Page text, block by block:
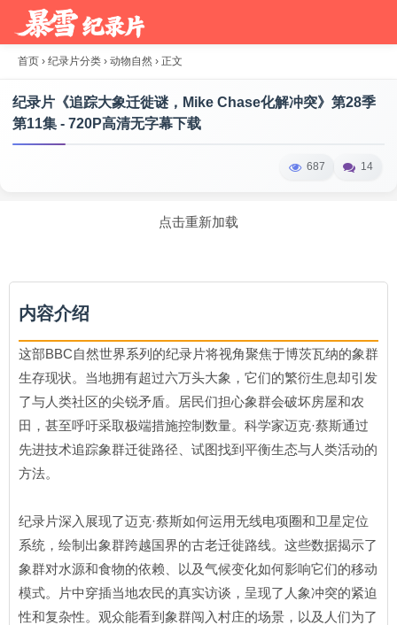
首页 › 纪录片分类 › 动物自然 › 正文
纪录片《追踪大象迁徙谜，Mike Chase化解冲突》第28季
第11集 - 720P高清无字幕下载
687 14
点击重新加载
内容介绍
这部BBC自然世界系列的纪录片将视角聚焦于博茨瓦纳的象群
生存现状。当地拥有超过六万头大象，它们的繁衍生息却引发
了与人类社区的尖锐矛盾。居民们担心象群会破坏房屋和农
田，甚至呼吁采取极端措施控制数量。科学家迈克·蔡斯通过
先进技术追踪象群迁徙路径、试图找到平衡生态与人类活动的
方法。
纪录片深入展现了迈克·蔡斯如何运用无线电项圈和卫星定位
系统，绘制出象群跨越国界的古老迁徙路线。这些数据揭示了
象群对水源和食物的依赖、以及气候变化如何影响它们的移动
模式。片中穿插当地农民的真实访谈，呈现了人象冲突的紧迫
性和复杂性。观众能看到象群闯入村庄的场景，以及人们为了